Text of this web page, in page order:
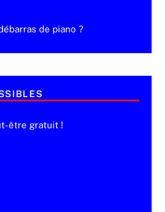
de piano ?
être gratuit !